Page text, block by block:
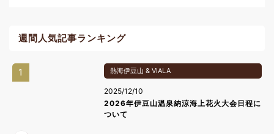
週間人気記事ランキング
1 熱海伊豆山 & VIALA
2025/12/10
2026年伊豆山温泉納涼海上花火大会日程に
ついて